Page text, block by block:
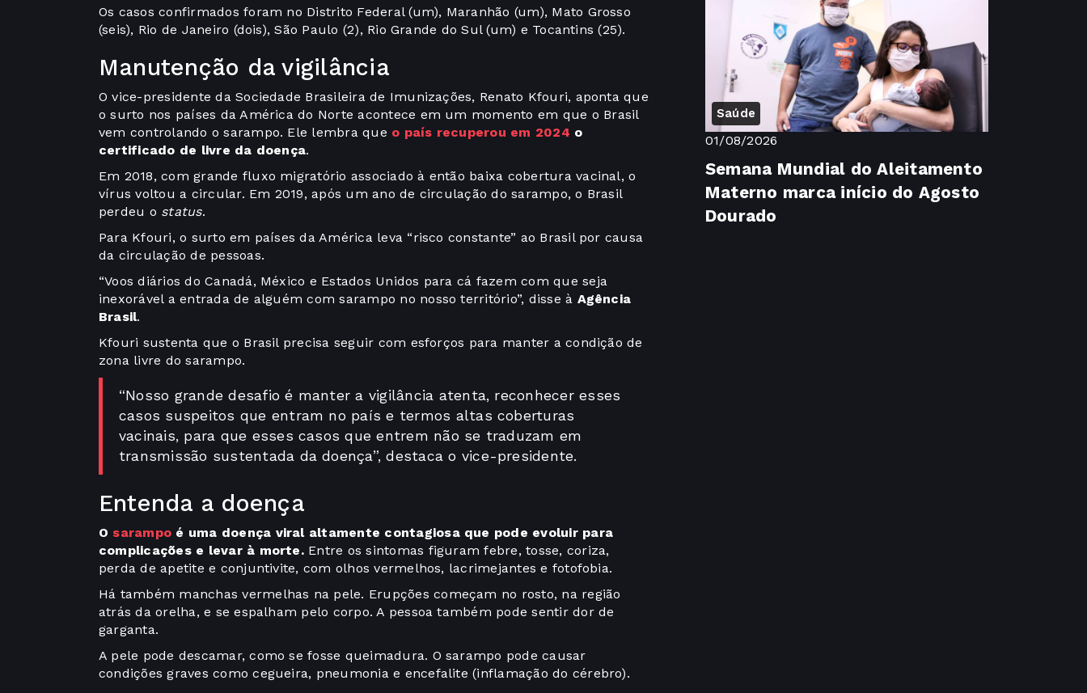
Os casos confirmados foram no Distrito Federal (um), Maranhão (um), Mato Grosso
(seis), Rio de Janeiro (dois), São Paulo (2), Rio Grande do Sul (um) e Tocantins (25).
Manutenção da vigilância
O vice-presidente da Sociedade Brasileira de Imunizações, Renato Kfouri, aponta que
o surto nos países da América do Norte acontece em um momento em que o Brasil
vem controlando o sarampo. Ele lembra que o país recuperou em 2024 o
certificado de livre da doença.
Em 2018, com grande fluxo migratório associado à então baixa cobertura vacinal, o
vírus voltou a circular. Em 2019, após um ano de circulação do sarampo, o Brasil
perdeu o status.
Para Kfouri, o surto em países da América leva “risco constante” ao Brasil por causa
da circulação de pessoas.
“Voos diários do Canadá, México e Estados Unidos para cá fazem com que seja
inexorável a entrada de alguém com sarampo no nosso território”, disse à Agência
Brasil.
Kfouri sustenta que o Brasil precisa seguir com esforços para manter a condição de
zona livre do sarampo.
“Nosso grande desafio é manter a vigilância atenta, reconhecer esses
casos suspeitos que entram no país e termos altas coberturas
vacinais, para que esses casos que entrem não se traduzam em
transmissão sustentada da doença”, destaca o vice-presidente.
Entenda a doença
O sarampo é uma doença viral altamente contagiosa que pode evoluir para
complicações e levar à morte.Entre os sintomas figuram febre, tosse, coriza,
perda de apetite e conjuntivite, com olhos vermelhos, lacrimejantes e fotofobia.
Há também manchas vermelhas na pele. Erupções começam no rosto, na região
atrás da orelha, e se espalham pelo corpo. A pessoa também pode sentir dor de
garganta.
A pele pode descamar, como se fosse queimadura. O sarampo pode causar
condições graves como cegueira, pneumonia e encefalite (inflamação do cérebro).
Saúde
01/08/2026
Semana Mundial do Aleitamento
Materno marca início do Agosto
Dourado